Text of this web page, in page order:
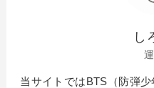
し
当サイトではBTS（防弾